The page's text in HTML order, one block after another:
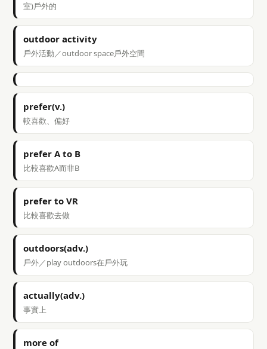
室)戶外的
outdoor activity
戶外活動／outdoor space戶外空間
prefer(v.)
較喜歡、偏好
prefer A to B
比較喜歡A而非B
prefer to VR
比較喜歡去做
outdoors(adv.)
戶外／play outdoors在戶外玩
actually(adv.)
事實上
more of